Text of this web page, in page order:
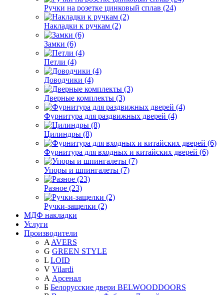
Ручки на розетке цинковый сплав (24)
Накладки к ручкам (2)
Замки (6)
Петли (4)
Доводчики (4)
Дверные комплекты (3)
Фурнитура для раздвижных дверей (4)
Цилиндры (8)
Фурнитура для входных и китайских дверей (6)
Упоры и шпингалеты (7)
Разное (23)
Ручки-защелки (2)
МДФ накладки
Услуги
Производители
A AVERS
G GREEN STYLE
L LOID
V Vilardi
А Арсенал
Б Белорусские двери BELWOODDOORS